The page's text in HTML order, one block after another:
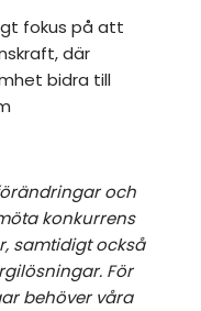
fokus på att
där
bidra till
och
konkurrens
samtidigt också
För
behöver våra